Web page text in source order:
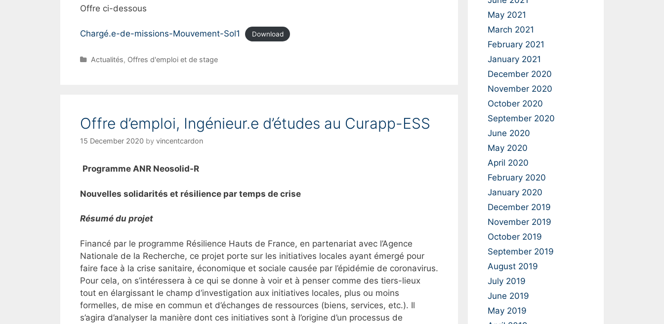
Offre ci-dessous
Chargé.e-de-missions-Mouvement-Sol1 Download
C
r
e
Actualités, Offres d'emploi et de stage
Offre d’emploi, Ingénieur.e d’études au Curapp-ESS
15 December 2020 by vincentcardon
Programme ANR Neosolid-R
Nouvelles solidarités et résilience par temps de crise
Résumé du projet
Financé par le programme Résilience Hauts de France, en partenariat avec l’Agence
Nationale de la Recherche, ce projet porte sur les initiatives locales ayant émergé pour
faire face à la crise sanitaire, économique et sociale causée par l’épidémie de coronavirus.
Pour cela, on s’intéressera à ce qui se donne à voir et à penser comme des tiers-lieux
tout en élargissant le champ d’investigation aux initiatives locales, plus ou moins
formelles, de mise en commun et d’échanges de ressources (biens, services, etc.). Il
s’agira d’analyser la manière dont ces initiatives sont à l’origine d’un processus de
May 2021
March 2021
February 2021
January 2021
December 2020
November 2020
October 2020
September 2020
June 2020
May 2020
April 2020
February 2020
January 2020
December 2019
November 2019
October 2019
September 2019
August 2019
July 2019
June 2019
May 2019